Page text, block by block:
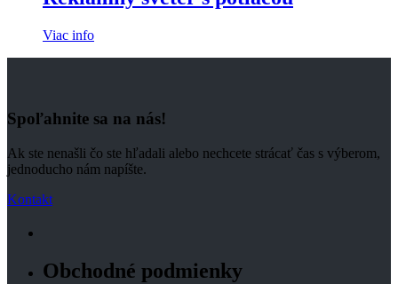
Viac info
Spoľahnite sa na nás!
Ak ste nenašli čo ste hľadali alebo nechcete strácať čas s výberom,
jednoducho nám napíšte.
Kontakt
Obchodné podmienky